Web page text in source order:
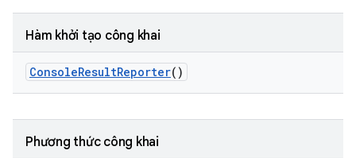
Hàm khởi tạo công khai
ConsoleResultReporter()
Phương thức công khai